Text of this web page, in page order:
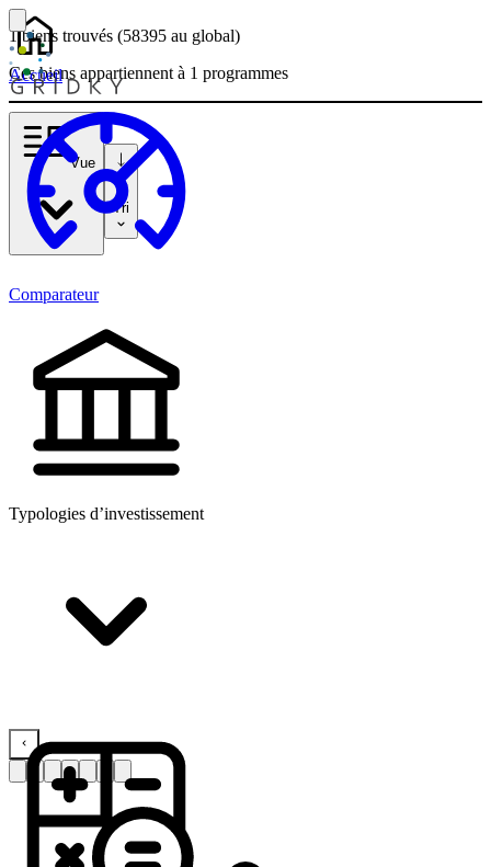
Accueil
Comparateur
Typologies d’investissement
1 biens trouvés (58395 au global)
Ces biens appartiennent à 1 programmes
Vue
Tri